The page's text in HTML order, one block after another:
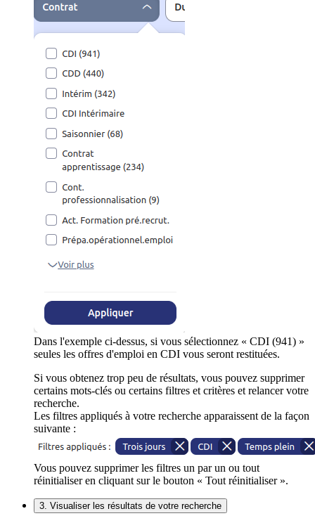
Dans l'exemple ci-dessus, si vous sélectionnez « CDI (941) »
seules les offres d'emploi en CDI vous seront restituées.
Si vous obtenez trop peu de résultats, vous pouvez supprimer
certains mots-clés ou certains filtres et critères et relancer votre
recherche.
Les filtres appliqués à votre recherche apparaissent de la façon
suivante :
Vous pouvez supprimer les filtres un par un ou tout
réinitialiser en cliquant sur le bouton « Tout réinitialiser ».
3. Visualiser les résultats de votre recherche